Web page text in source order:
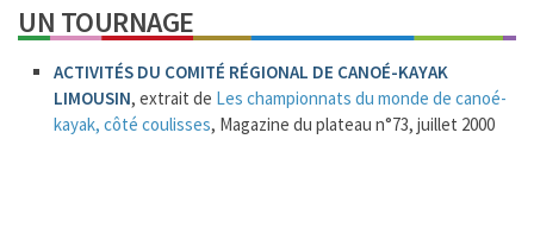
UN TOURNAGE
ACTIVITÉS DU COMITÉ RÉGIONAL DE CANOÉ-KAYAK
LIMOUSIN, extrait de Les championnats du monde de canoé-
kayak, côté coulisses, Magazine du plateau n°73, juillet 2000